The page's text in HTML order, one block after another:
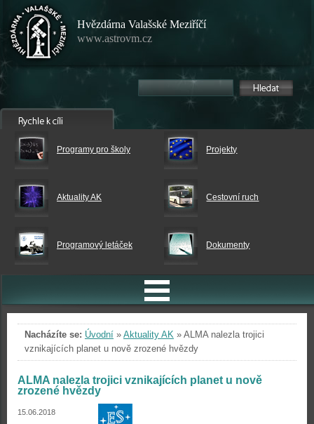
Hvězdárna Valašské Meziříčí
www.astrovm.cz
Programy pro školy Projekty
Aktuality AK Cestovní ruch
Programový letáček Dokumenty
Nacházíte se: Úvodní » Aktuality AK » ALMA nalezla trojici
vznikajících planet u nově zrozené hvězdy
ALMA nalezla trojici vznikajících planet u nově
zrozené hvězdy
15.06.2018